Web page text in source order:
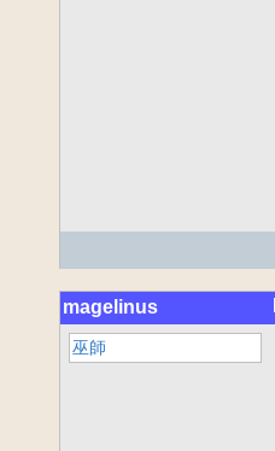
magelinus
巫師